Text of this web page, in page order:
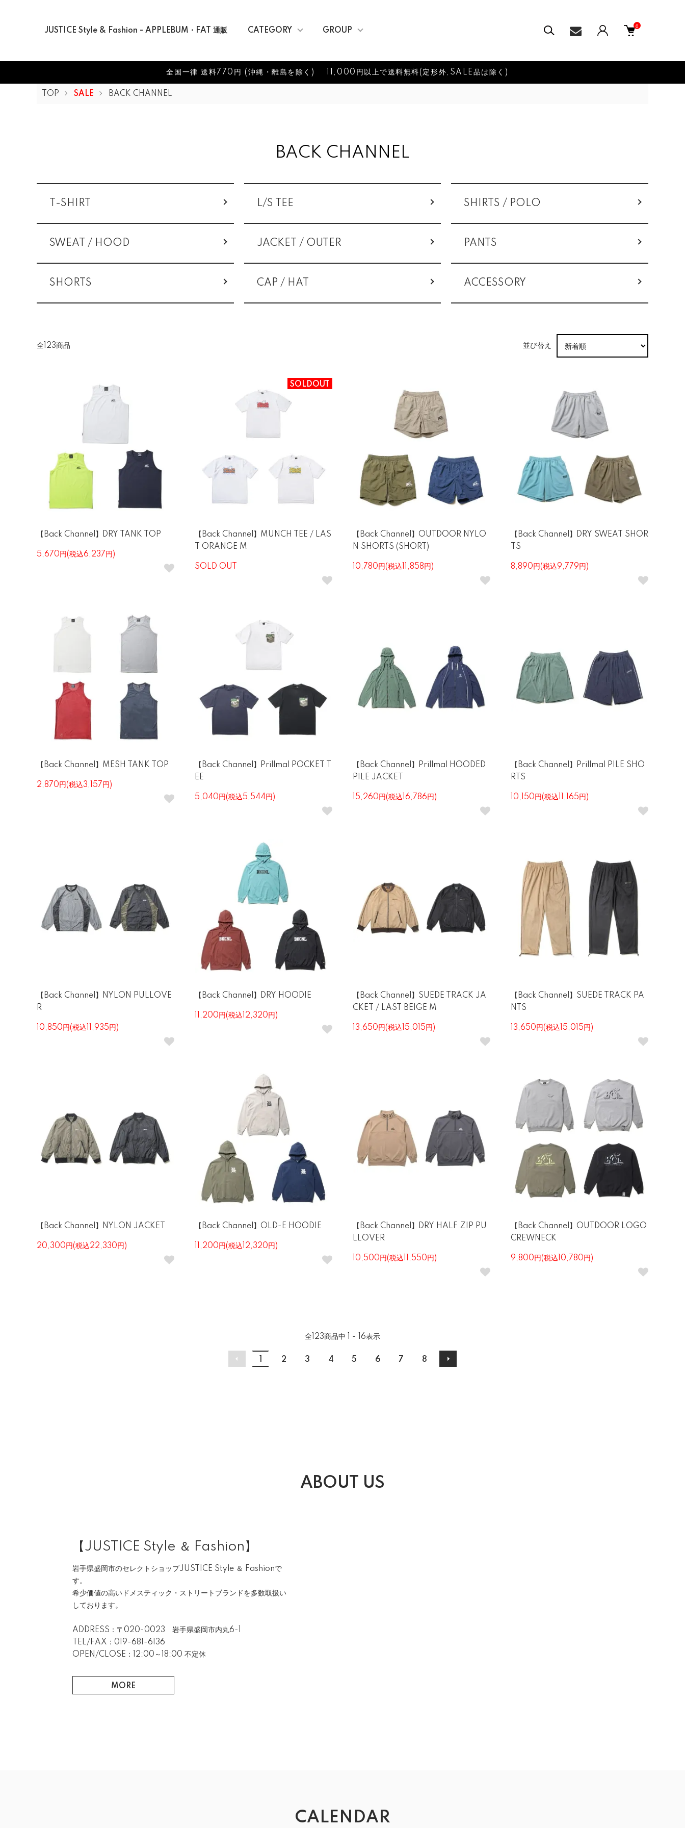
JUSTICE Style & Fashion - APPLEBUM・FAT 通販 CATEGORY GROUP
0
全国一律 送料770円 (沖縄・離島を除く) 11,000円以上で送料無料(定形外,SALE品は除く)
TOP SALE BACK CHANNEL
BACK CHANNEL
T-SHIRT L/S TEE SHIRTS / POLO
SWEAT / HOOD JACKET / OUTER PANTS
SHORTS CAP / HAT ACCESSORY
全123商品 並び替え
【Back Channel】DRY TANK TOP
5,670円(税込6,237円)
SOLDOUT
【Back Channel】MUNCH TEE / LAS
T ORANGE M
SOLD OUT
【Back Channel】OUTDOOR NYLO
N SHORTS (SHORT)
10,780円(税込11,858円)
【Back Channel】DRY SWEAT SHOR
TS
8,890円(税込9,779円)
【Back Channel】MESH TANK TOP
2,870円(税込3,157円)
【Back Channel】Prillmal POCKET T
EE
5,040円(税込5,544円)
【Back Channel】Prillmal HOODED
PILE JACKET
15,260円(税込16,786円)
【Back Channel】Prillmal PILE SHO
RTS
10,150円(税込11,165円)
【Back Channel】NYLON PULLOVE
R
10,850円(税込11,935円)
【Back Channel】DRY HOODIE
11,200円(税込12,320円)
【Back Channel】SUEDE TRACK JA
CKET / LAST BEIGE M
13,650円(税込15,015円)
【Back Channel】SUEDE TRACK PA
NTS
13,650円(税込15,015円)
【Back Channel】NYLON JACKET
20,300円(税込22,330円)
【Back Channel】OLD-E HOODIE
11,200円(税込12,320円)
【Back Channel】DRY HALF ZIP PU
LLOVER
10,500円(税込11,550円)
【Back Channel】OUTDOOR LOGO
CREWNECK
9,800円(税込10,780円)
全 123商品中 1 - 16表示
2 3 4 5 6 7 8
ABOUT US
【JUSTICE Style ＆ Fashion】
岩手県盛岡市のセレクトショップJUSTICE Style ＆ Fashionで
す。
希少価値の高いドメスティック・ストリートブランドを多数取扱い
しております。
ADDRESS：〒020-0023 岩手県盛岡市内丸6-1
TEL/FAX：019-681-6136
OPEN/CLOSE：12:00～18:00 不定休
MORE
CALENDAR